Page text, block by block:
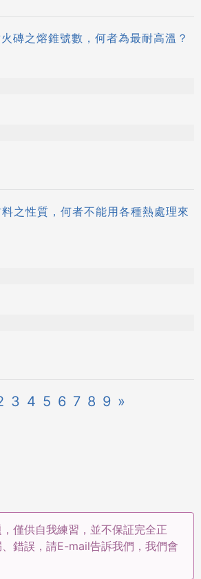
磚之熔錐號數，何者為最耐高溫？
之性質，何者不能用各種熱處理來
3 4 5 6 7 8 9 »
僅供自我練習，並不保証完全正
錯誤，請E-mail告訴我們，我們會